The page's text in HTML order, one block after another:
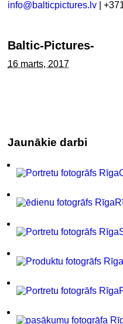
info@balticpictures.lv |
Baltic-Pictures-
16 marts, 2017
Jaunākie darbi